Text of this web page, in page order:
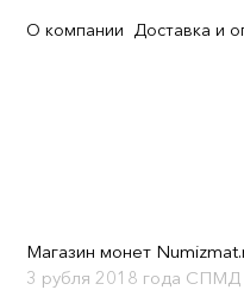
О компании Доставка и
Магазин монет
3 рубля 2018 года СПМД